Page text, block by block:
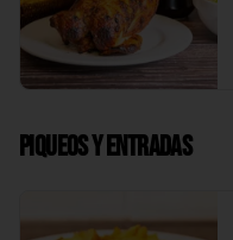
Piqueos y Entradas